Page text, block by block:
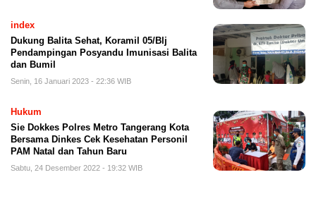
index
Dukung Balita Sehat, Koramil 05/Blj
Pendampingan Posyandu Imunisasi Balita
dan Bumil
Senin, 16 Januari 2023 - 22:36 WIB
Hukum
Sie Dokkes Polres Metro Tangerang Kota
Bersama Dinkes Cek Kesehatan Personil
PAM Natal dan Tahun Baru
Sabtu, 24 Desember 2022 - 19:32 WIB